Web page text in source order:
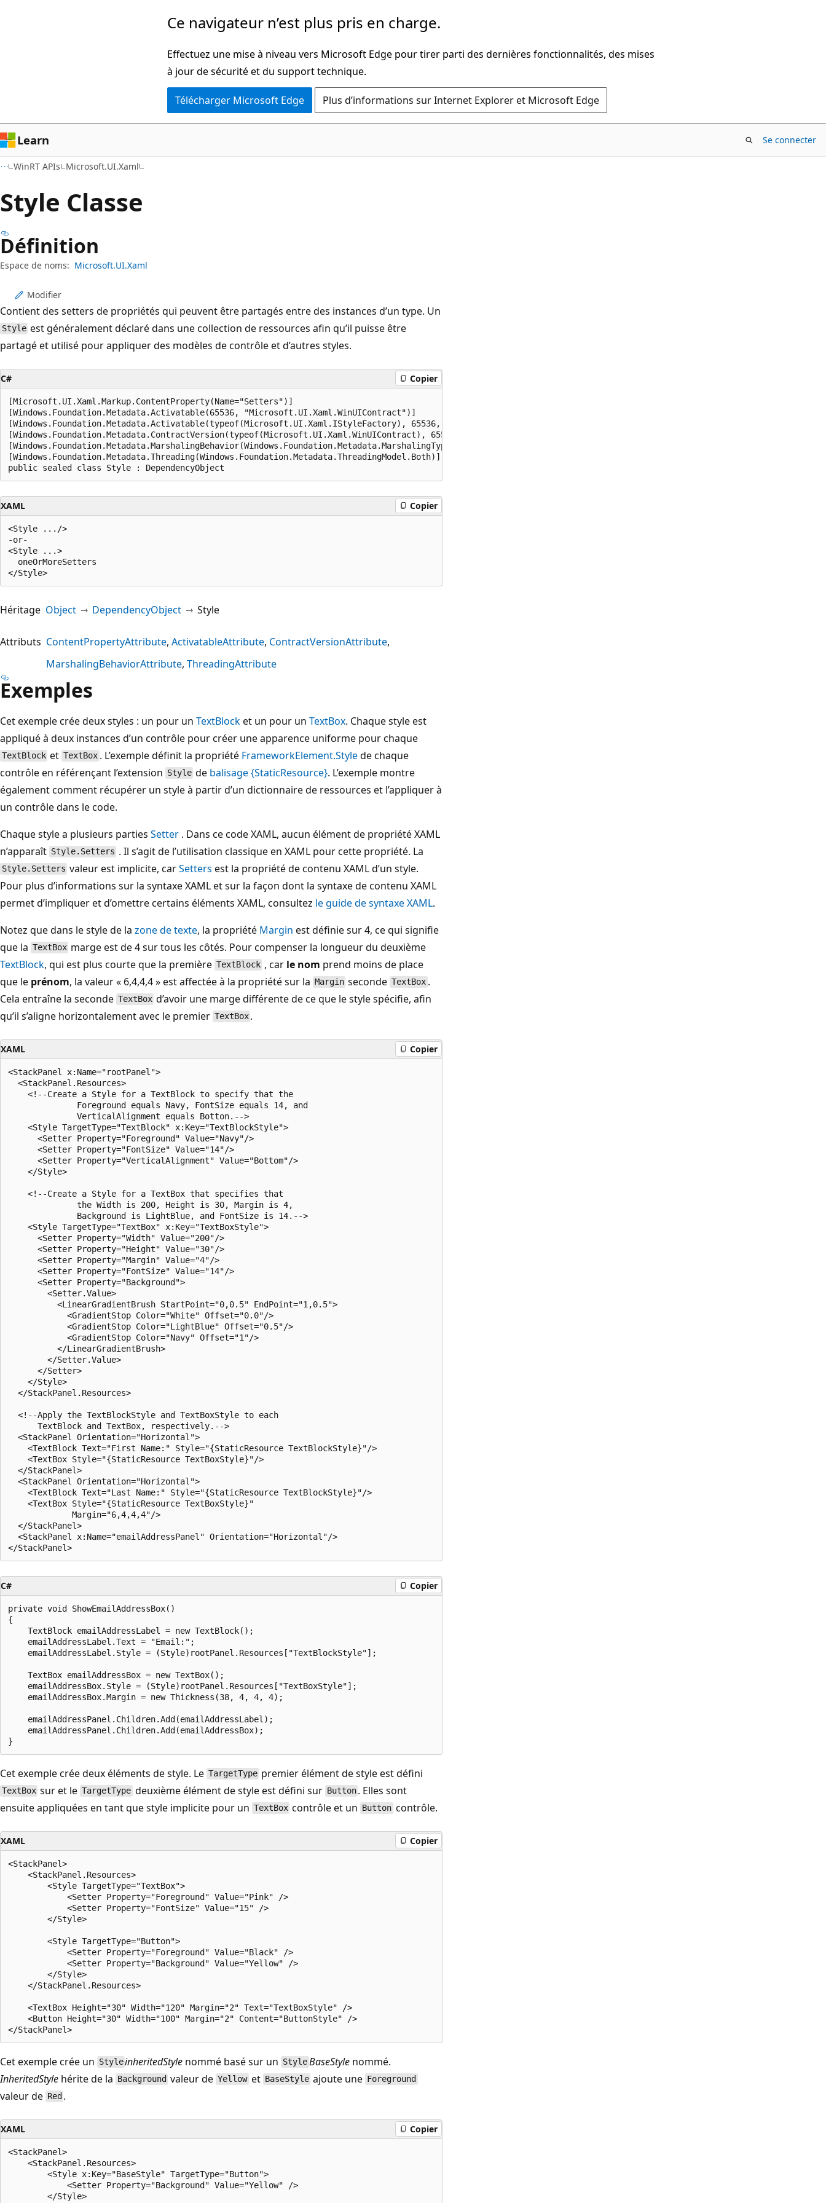
page
Ce navigateur n’est plus pris en charge.
Effectuez une mise à niveau vers Microsoft Edge pour tirer parti des dernières fonctionnalités, des mises
à jour de sécurité et du support technique.
Télécharger Microsoft Edge Plus d’informations sur Internet Explorer et Microsoft Edge
Learn Se connecter
WinRT APIs Microsoft.UI.Xaml
Style Classe
Définition
Espace de noms: Microsoft.UI.Xaml
Modifier
Contient des setters de propriétés qui peuvent être partagés entre des instances d’un type. Un
Style est généralement déclaré dans une collection de ressources afin qu’il puisse être
partagé et utilisé pour appliquer des modèles de contrôle et d’autres styles.
C# Copier
[Microsoft.UI.Xaml.Markup.ContentProperty(Name="Setters")]
[Windows.Foundation.Metadata.Activatable(65536, "Microsoft.UI.Xaml.WinUIContract")]
[Windows.Foundation.Metadata.Activatable(typeof(Microsoft.UI.Xaml.IStyleFactory), 65536, "Microsoft.UI.Xaml.WinUIContract")]
[Windows.Foundation.Metadata.ContractVersion(typeof(Microsoft.UI.Xaml.WinUIContract), 65536)]
[Windows.Foundation.Metadata.MarshalingBehavior(Windows.Foundation.Metadata.MarshalingType.Agile)]
[Windows.Foundation.Metadata.Threading(Windows.Foundation.Metadata.ThreadingModel.Both)]
public sealed class Style : DependencyObject
XAML Copier
<Style .../>
-or-
<Style ...>
oneOrMoreSetters
Héritage Object DependencyObject Style
Attributs ContentPropertyAttribute ActivatableAttribute ContractVersionAttribute
MarshalingBehaviorAttribute ThreadingAttribute
Exemples
Cet exemple crée deux styles : un pour un TextBlocket un pour un TextBox. Chaque style est
appliqué à deux instances d’un contrôle pour créer une apparence uniforme pour chaque
TextBlock et TextBox . L’exemple définit la propriété FrameworkElement.Stylede chaque
contrôle en référençant l’extension Style de balisage {StaticResource}. L’exemple montre
également comment récupérer un style à partir d’un dictionnaire de ressources et l’appliquer à
un contrôle dans le code.
Chaque style a plusieurs parties Setter . Dans ce code XAML, aucun élément de propriété XAML
n’apparaît Style.Setters . Il s’agit de l’utilisation classique en XAML pour cette propriété. La
Style.Setters valeur est implicite, carSetters est la propriété de contenu XAML d’un style.
Pour plus d’informations sur la syntaxe XAML et sur la façon dont la syntaxe de contenu XAML
permet d’impliquer et d’omettre certains éléments XAML, consultez le guide de syntaxe XAML.
Notez que dans le style de la zone de texte, la propriété Margin est définie sur 4, ce qui signifie
que la TextBox marge est de 4 sur tous les côtés. Pour compenser la longueur du deuxième
TextBlock, qui est plus courte que la première TextBlock , car le nom prend moins de place
que le prénom, la valeur « 6,4,4,4 » est affectée à la propriété sur la Margin seconde TextBox .
Cela entraîne la seconde TextBox d’avoir une marge différente de ce que le style spécifie, afin
qu’il s’aligne horizontalement avec le premier TextBox .
XAML Copier
<StackPanel x:Name="rootPanel">
  <StackPanel.Resources>
    <!--Create a Style for a TextBlock to specify that the
              Foreground equals Navy, FontSize equals 14, and
              VerticalAlignment equals Botton.-->
    <Style TargetType="TextBlock" x:Key="TextBlockStyle">
      <Setter Property="Foreground" Value="Navy"/>
      <Setter Property="FontSize" Value="14"/>
      <Setter Property="VerticalAlignment" Value="Bottom"/>
    </Style>
    <!--Create a Style for a TextBox that specifies that
              the Width is 200, Height is 30, Margin is 4,
              Background is LightBlue, and FontSize is 14.-->
    <Style TargetType="TextBox" x:Key="TextBoxStyle">
      <Setter Property="Width" Value="200"/>
      <Setter Property="Height" Value="30"/>
      <Setter Property="Margin" Value="4"/>
      <Setter Property="FontSize" Value="14"/>
      <Setter Property="Background">
        <Setter.Value>
          <LinearGradientBrush StartPoint="0,0.5" EndPoint="1,0.5">
            <GradientStop Color="White" Offset="0.0"/>
            <GradientStop Color="LightBlue" Offset="0.5"/>
            <GradientStop Color="Navy" Offset="1"/>
          </LinearGradientBrush>
        </Setter.Value>
      </Setter>
    </Style>
  </StackPanel.Resources>
  <!--Apply the TextBlockStyle and TextBoxStyle to each
      TextBlock and TextBox, respectively.-->
  <StackPanel Orientation="Horizontal">
    <TextBlock Text="First Name:" Style="{StaticResource TextBlockStyle}"/>
    <TextBox Style="{StaticResource TextBoxStyle}"/>
  </StackPanel>
  <StackPanel Orientation="Horizontal">
    <TextBlock Text="Last Name:" Style="{StaticResource TextBlockStyle}"/>
    <TextBox Style="{StaticResource TextBoxStyle}"
             Margin="6,4,4,4"/>
  </StackPanel>
  <StackPanel x:Name="emailAddressPanel" Orientation="Horizontal"/>
C# Copier
private void ShowEmailAddressBox()
{
    TextBlock emailAddressLabel = new TextBlock();
    emailAddressLabel.Text = "Email:";
    emailAddressLabel.Style = (Style)rootPanel.Resources["TextBlockStyle"];
    TextBox emailAddressBox = new TextBox();
    emailAddressBox.Style = (Style)rootPanel.Resources["TextBoxStyle"];
    emailAddressBox.Margin = new Thickness(38, 4, 4, 4);
    emailAddressPanel.Children.Add(emailAddressLabel);
    emailAddressPanel.Children.Add(emailAddressBox);
Cet exemple crée deux éléments de style. Le TargetType premier élément de style est défini
TextBox sur et le TargetType deuxième élément de style est défini sur Button . Elles sont
ensuite appliquées en tant que style implicite pour un TextBox contrôle et un Button contrôle.
XAML Copier
<StackPanel>
    <StackPanel.Resources>
        <Style TargetType="TextBox">
            <Setter Property="Foreground" Value="Pink" />
            <Setter Property="FontSize" Value="15" />
        </Style>
        <Style TargetType="Button">
            <Setter Property="Foreground" Value="Black" />
            <Setter Property="Background" Value="Yellow" />
        </Style>
    </StackPanel.Resources>
    <TextBox Height="30" Width="120" Margin="2" Text="TextBoxStyle" />
    <Button Height="30" Width="100" Margin="2" Content="ButtonStyle" />
Cet exemple crée un StyleinheritedStyle nommé basé sur un StyleBaseStylenommé.
InheritedStyle hérite de la Background valeur de Yellow et BaseStyle ajoute une Foreground
valeur de Red .
XAML Copier
<StackPanel>
    <StackPanel.Resources>
        <Style x:Key="BaseStyle" TargetType="Button">
            <Setter Property="Background" Value="Yellow" />
        </Style>